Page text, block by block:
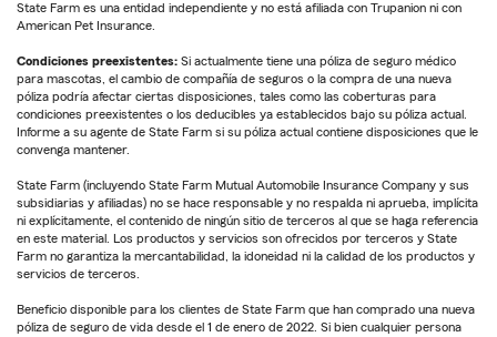
State Farm es una entidad independiente y no está afiliada con Trupanion ni con
American Pet Insurance.
Condiciones preexistentes: Si actualmente tiene una póliza de seguro médico
para mascotas, el cambio de compañía de seguros o la compra de una nueva
póliza podría afectar ciertas disposiciones, tales como las coberturas para
condiciones preexistentes o los deducibles ya establecidos bajo su póliza actual.
Informe a su agente de State Farm si su póliza actual contiene disposiciones que le
convenga mantener.
State Farm (incluyendo State Farm Mutual Automobile Insurance Company y sus
subsidiarias y afiliadas) no se hace responsable y no respalda ni aprueba, implícita
ni explícitamente, el contenido de ningún sitio de terceros al que se haga referencia
en este material. Los productos y servicios son ofrecidos por terceros y State
Farm no garantiza la mercantabilidad, la idoneidad ni la calidad de los productos y
servicios de terceros.
Beneficio disponible para los clientes de State Farm que han comprado una nueva
póliza de seguro de vida desde el 1 de enero de 2022. Si bien cualquier persona